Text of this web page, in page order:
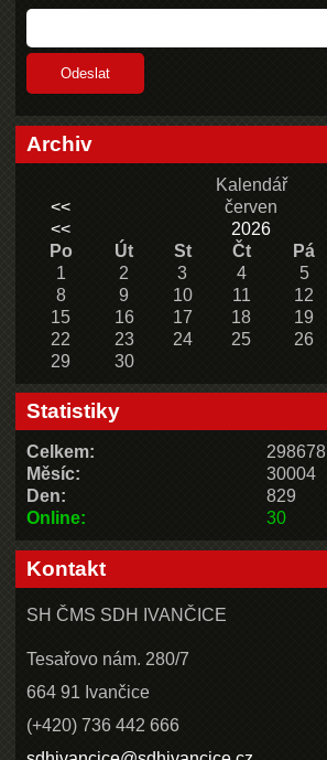
Archiv
Kalendář
<<
červen
<<
2026
Po
Út St Čt Pá
1
2 3 4 5
8
9 10 11 12
15
16 17 18 19
22
23 24 25 26
29
30
Statistiky
Online: 30
Celkem:
298678
Měsíc:
30004
Den:
829
Kontakt
SH ČMS SDH IVANČICE
Tesařovo nám. 280/7
664 91 Ivančice
(+420) 736 442 666